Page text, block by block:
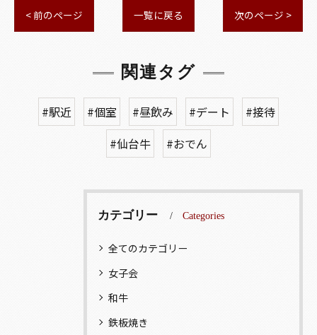
< 前のページ 一覧に戻る 次のページ >
関連タグ
#駅近 #個室 #昼飲み #デート
#接待
#仙台牛
#おでん
カテゴリー Categories
全てのカテゴリー
女子会
和牛
鉄板焼き